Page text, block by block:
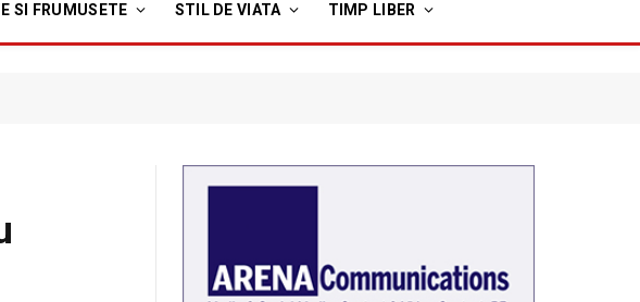
SI FRUMUSETE STIL DE VIATA TIMP LIBER